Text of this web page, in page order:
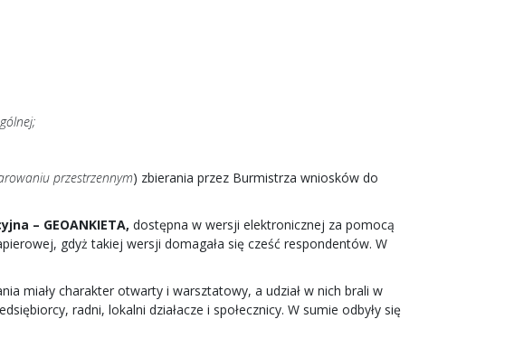
przestrzennym) zbierania przez Burmistrza wniosków do
– GEOANKIETA, dostępna w wersji elektronicznej za pomocą
gdyż takiej wersji domagała się cześć respondentów. W
miały charakter otwarty i warsztatowy, a udział w nich brali w
radni, lokalni działacze i społecznicy. W sumie odbyły się